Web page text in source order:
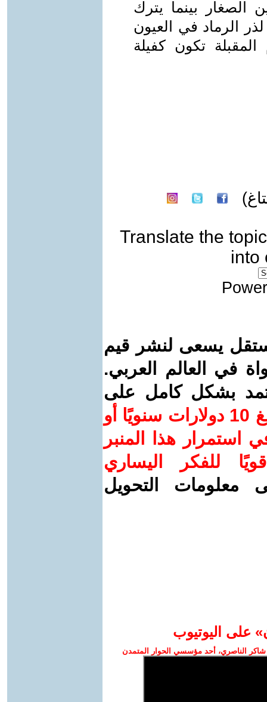
الصغار بينما يترك
الرماد في العيون
تكون كفيلة
Translate the topic
into
يسعى لنشر قيم
في العالم العربي.
بشكل كامل على
ساهم/ي معنا! بدعمكم بمبلغ 10 دولارات سنويًا أو
استمرار هذا المنبر
للفكر اليساري
معلومات التحويل
على اليوتيوب
الناصري، أحد مؤسسي الحوار المتمدن